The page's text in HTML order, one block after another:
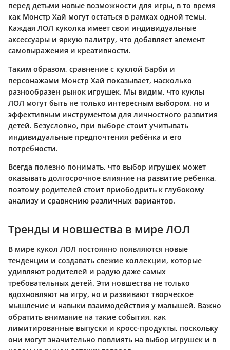
перед детьми новые возможности для игры, в то время
как Монстр Хай могут остаться в рамках одной темы.
Каждая ЛОЛ куколка имеет свои индивидуальные
аксессуары и яркую палитру, что добавляет элемент
самовыражения и креативности.
Таким образом, сравнение с куклой Барби и
персонажами Монстр Хай показывает, насколько
разнообразен рынок игрушек. Мы видим, что куклы
ЛОЛ могут быть не только интересным выбором, но и
эффективным инструментом для личностного развития
детей. Безусловно, при выборе стоит учитывать
индивидуальные предпочтения ребёнка и его
потребности.
Всегда полезно понимать, что выбор игрушек может
оказывать долгосрочное влияние на развитие ребенка,
поэтому родителей стоит приободрить к глубокому
анализу и сравнению различных вариантов.
Тренды и новшества в мире ЛОЛ
В мире кукол ЛОЛ постоянно появляются новые
тенденции и создавать свежие коллекции, которые
удивляют родителей и радую даже самых
требовательных детей. Эти новшества не только
вдохновляют на игру, но и развивают творческое
мышление и навыки взаимодействия у малышей. Важно
обратить внимание на такие события, как
лимитированные выпуски и кросс-продукты, поскольку
они могут значительно повлиять на выбор игрушек и в